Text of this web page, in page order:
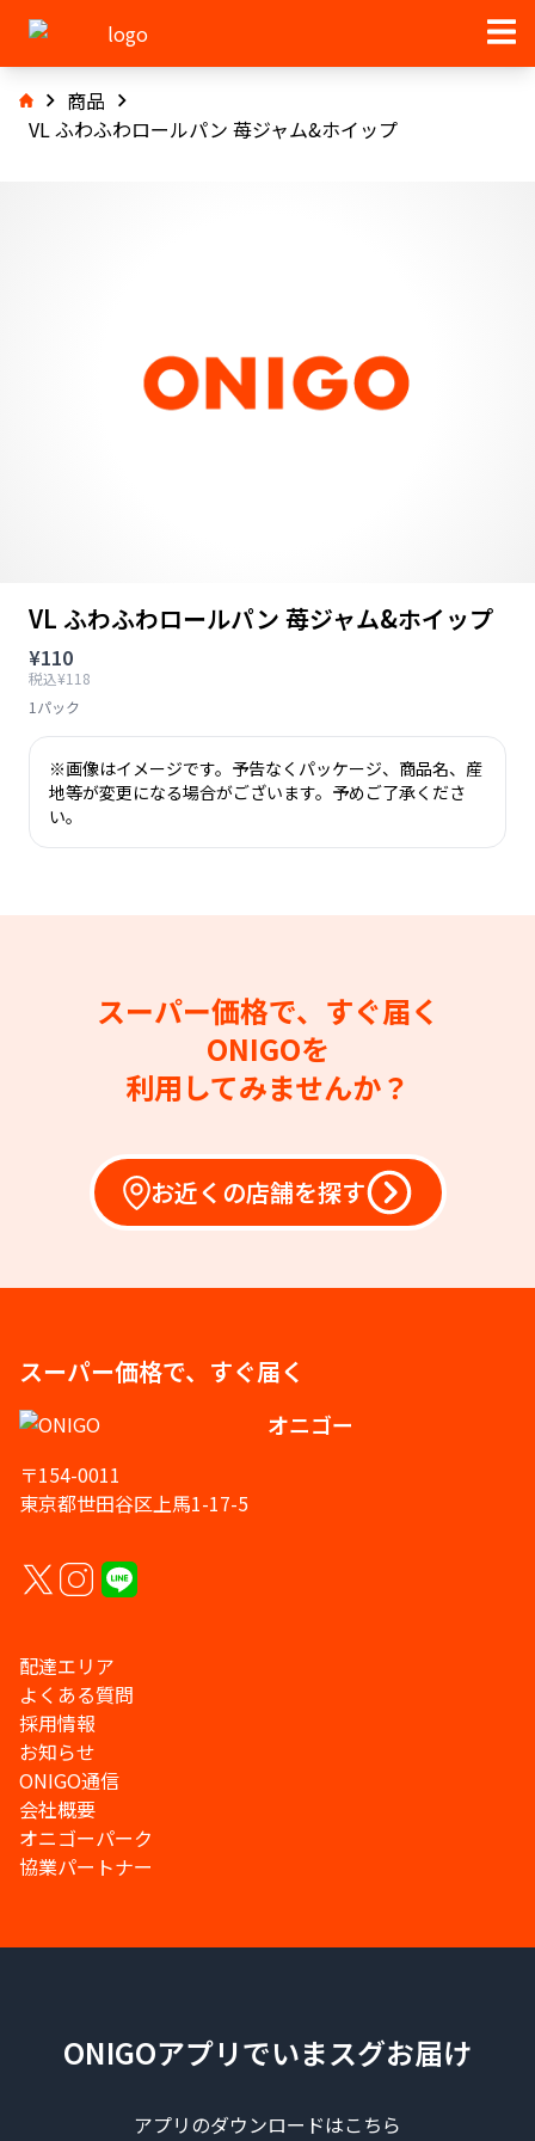
商品
VL ふわふわロールパン 苺ジャム&ホイップ
VL ふわふわロールパン 苺ジャム&ホイップ
¥110
税込¥118
1パック
※画像はイメージです。予告なくパッケージ、商品名、産
地等が変更になる場合がございます。予めご了承くださ
い。
スーパー価格で、すぐ届く
ONIGOを
利用してみませんか？
お近くの店舗を探す
スーパー価格で、すぐ届く
オニゴー
〒154-0011
東京都世田谷区上馬1-17-5
配達エリア
よくある質問
採用情報
お知らせ
ONIGO通信
会社概要
オニゴーパーク
協業パートナー
ONIGOアプリでいまスグお届け
アプリのダウンロードはこちら